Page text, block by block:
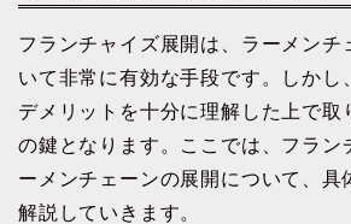
フランチャイズ展開は、ラーメンチ
いて非常に有効な手段です。しかし
デメリットを十分に理解した上で取
の鍵となります。ここでは、フラン
ーメンチェーンの展開について、具
解説していきます。